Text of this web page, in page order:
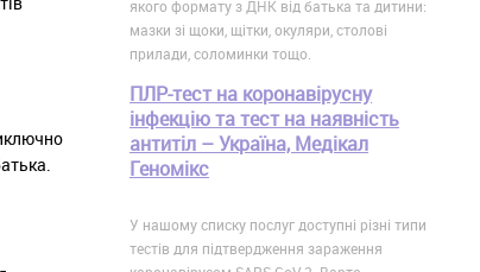
якого формату з ДНК від батька та дитини:
мазки зі щоки, щітки, окуляри, столові
прилади, соломинки тощо.
ПЛР-тест на коронавірусну
інфекцію та тест на наявність
антитіл – Україна, Медікал
Геномікс
У нашому списку послуг доступні різні типи
тестів для підтвердження зараження